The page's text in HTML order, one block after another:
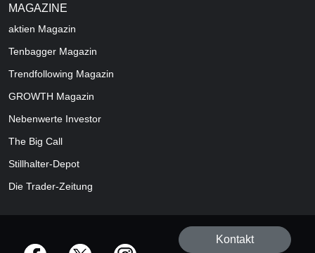
MAGAZINE
aktien Magazin
Tenbagger Magazin
Trendfollowing Magazin
GROWTH Magazin
Nebenwerte Investor
The Big Call
Stillhalter-Depot
Die Trader-Zeitung
offizielle Social Media-Accounts
Kontakt